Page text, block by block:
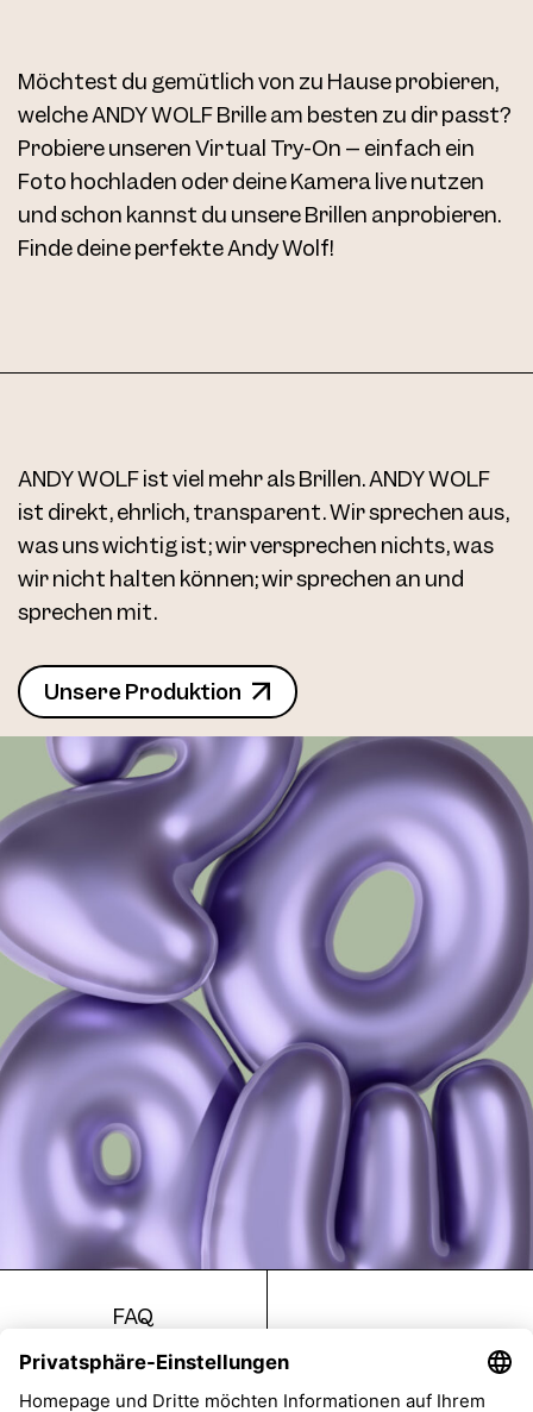
Möchtest du gemütlich von zu Hause probieren,
welche ANDY WOLF Brille am besten zu dir passt?
Probiere unseren Virtual Try-On – einfach ein
Foto hochladen oder deine Kamera live nutzen
und schon kannst du unsere Brillen anprobieren.
Finde deine perfekte Andy Wolf!
ANDY WOLF ist viel mehr als Brillen. ANDY WOLF
ist direkt, ehrlich, transparent. Wir sprechen aus,
was uns wichtig ist; wir versprechen nichts, was
wir nicht halten können; wir sprechen an und
sprechen mit.
Unsere Produktion
FAQ
Return